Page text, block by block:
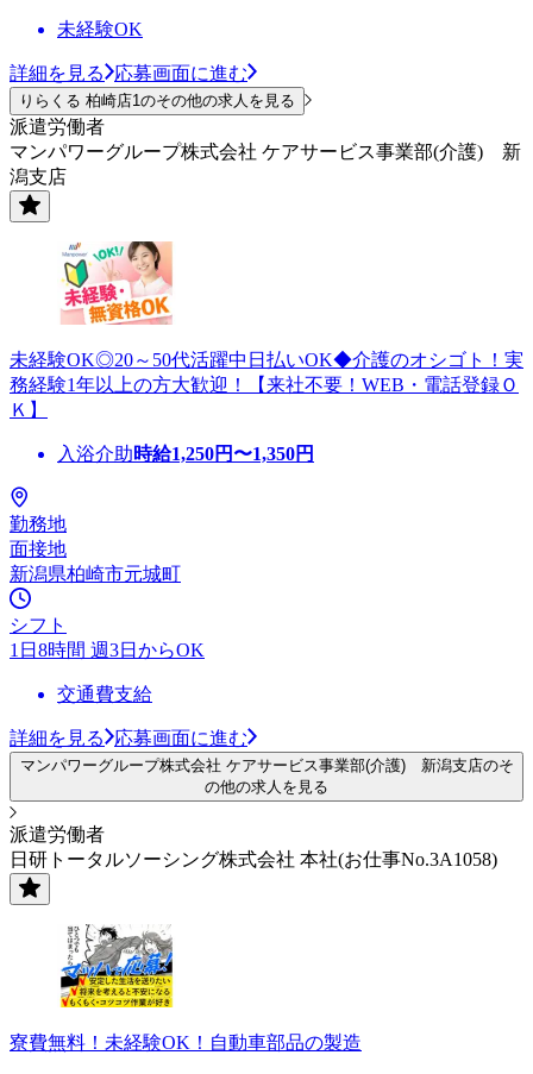
未経験OK
詳細を見る 応募画面に進む
りらくる 柏崎店1のその他の求人を見る
派遣労働者
マンパワーグループ株式会社 ケアサービス事業部(介護) 新
潟支店
未経験OK◎20～50代活躍中日払いOK◆介護のオシゴト！実
務経験1年以上の方大歓迎！【来社不要！WEB・電話登録Ｏ
Ｋ】
入浴介助時給1,250円〜1,350円
勤務地
面接地
新潟県柏崎市元城町
シフト
1日8時間 週3日からOK
交通費支給
詳細を見る 応募画面に進む
マンパワーグループ株式会社 ケアサービス事業部(介護) 新潟支店のそ
の他の求人を見る
派遣労働者
日研トータルソーシング株式会社 本社(お仕事No.3A1058)
寮費無料！未経験OK！自動車部品の製造